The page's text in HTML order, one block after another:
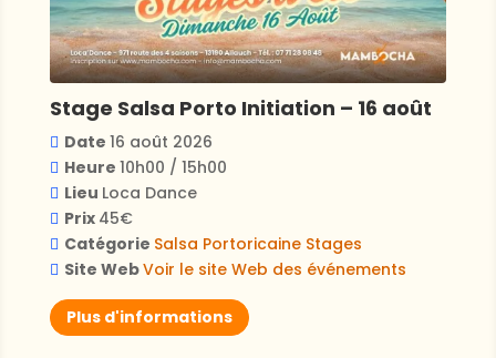
Stage Salsa Porto Initiation – 16 août
Date 16 août 2026
Heure 10h00 / 15h00
Lieu Loca Dance
Prix 45€
Catégorie Salsa Portoricaine Stages
Site WebVoir le site Web des événements
Plus d'informations